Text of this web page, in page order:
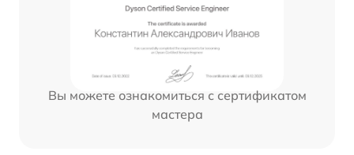
Вы можете ознакомиться с сертификатом
мастера